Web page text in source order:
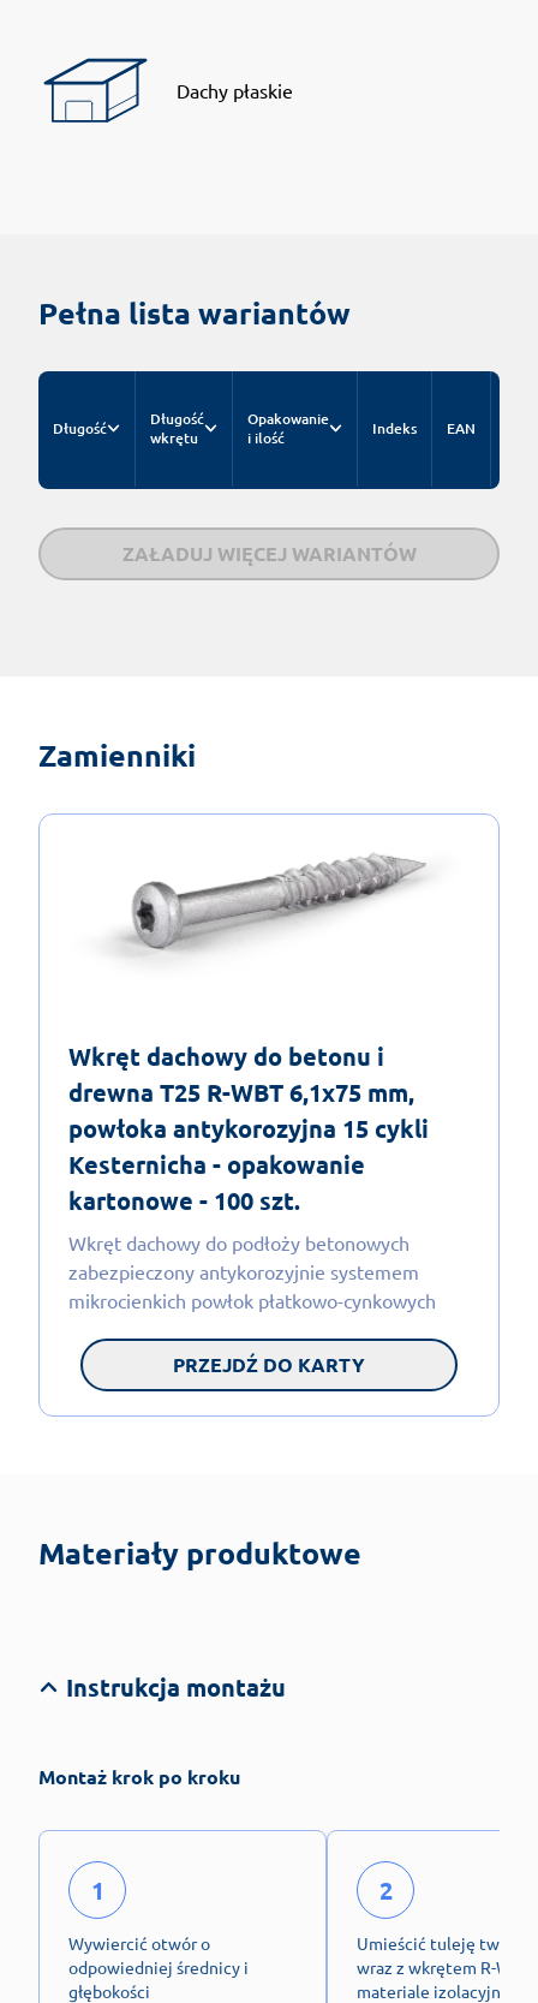
Dachy płaskie
Pełna lista wariantów
Długość
Długość
wkrętu
Opakowanie
i ilość
Indeks EAN
ZAŁADUJ WIĘCEJ WARIANTÓW
Zamienniki
Wkręt dachowy do betonu i
drewna T25 R-WBT 6,1x75 mm,
powłoka antykorozyjna 15 cykli
Kesternicha - opakowanie
kartonowe - 100 szt.
Wkręt dachowy do podłoży betonowych
zabezpieczony antykorozyjnie systemem
mikrocienkich powłok płatkowo-cynkowych
PRZEJDŹ DO KARTY
Materiały produktowe
Instrukcja montażu
Montaż krok po kroku
1
Wywiercić otwór o
odpowiedniej średnicy i
głębokości
2
Umieścić tuleję
wraz z wkrętem R-WBT
materiale izolacyjnym.